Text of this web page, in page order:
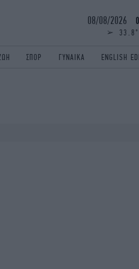
08/08/2026
ΣΠΟΡ ΓΥΝΑΙΚΑ ENGLISH